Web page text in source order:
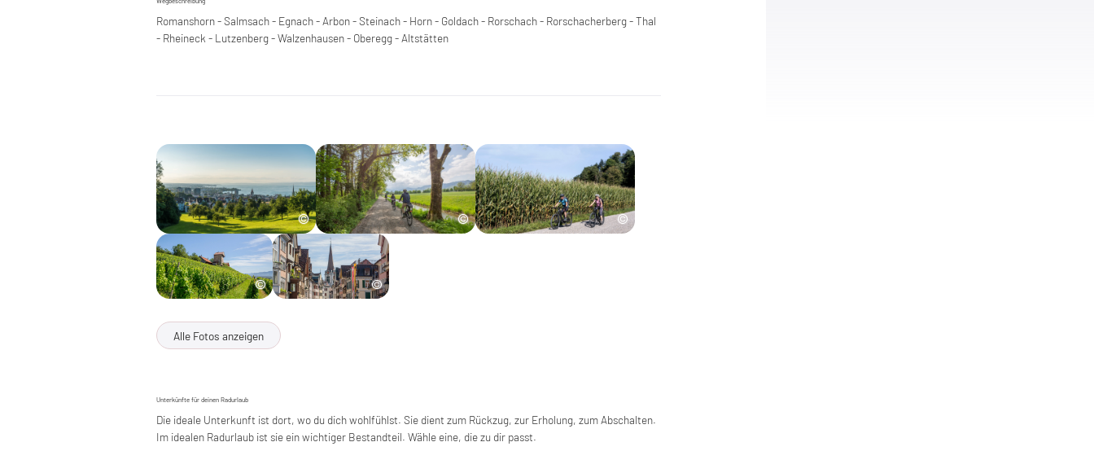
Romanshorn - Salmsach - Egnach - Arbon - Steinach - Horn - Goldach - Rorschach - Rorschacherberg - Thal
- Rheineck - Lutzenberg - Walzenhausen - Oberegg - Altstätten
Alle Fotos anzeigen
Unterkünfte für deinen Radurlaub
Die ideale Unterkunft ist dort, wo du dich wohlfühlst. Sie dient zum Rückzug, zur Erholung, zum Abschalten.
Im idealen Radurlaub ist sie ein wichtiger Bestandteil. Wähle eine, die zu dir passt.